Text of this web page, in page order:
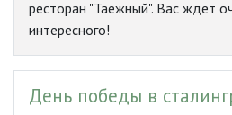
ресторан "Таежный". Вас ждет
интересного!
День победы в